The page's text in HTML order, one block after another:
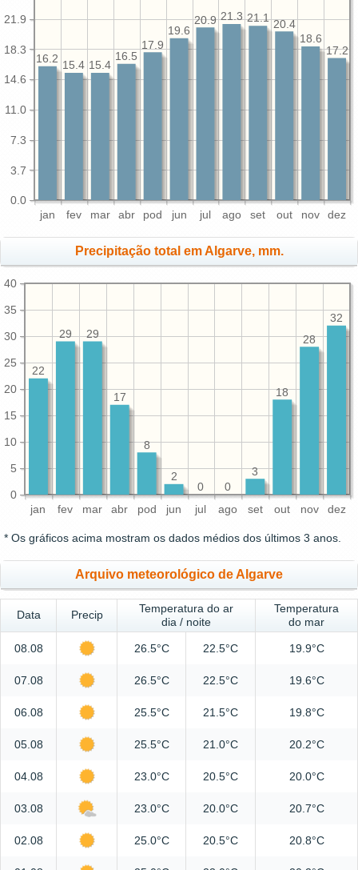
jan fev mar abr pod jun jul ago set out nov dez
0.0
3.7
7.3
11.0
14.6
18.3
21.9
17.2
18.6
20.4
21.1
21.3
20.9
19.6
17.9
16.5
15.4
15.4
16.2
Precipitação total em Algarve, mm.
jan fev mar abr pod jun jul ago set out nov dez
0
5
10
15
20
25
30
35
40
32
28
18
3
0
0
2
8
17
29
29
22
* Os gráficos acima mostram os dados médios dos últimos 3 anos.
Arquivo meteorológico de Algarve
Data Precip
Temperatura do ar
dia / noite
Temperatura
do mar
08.08 26.5°C 22.5°C 19.9°C
07.08 26.5°C 22.5°C 19.6°C
06.08 25.5°C 21.5°C 19.8°C
05.08 25.5°C 21.0°C 20.2°C
04.08 23.0°C 20.5°C 20.0°C
03.08 23.0°C 20.0°C 20.7°C
02.08 25.0°C 20.5°C 20.8°C